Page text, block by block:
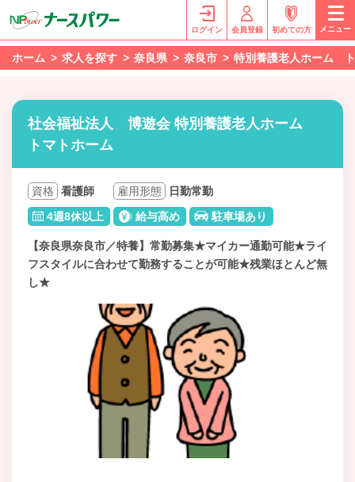
ログイン 会員登録 初めての方 メニュー
ホーム 求人を探す 奈良県 奈良市 特別養護老人ホーム
社会福祉法人 博遊会 特別養護老人ホーム
トマトホーム
資格 看護師 雇用形態
日勤常勤
4週8休以上
給与高め 駐車場あり
【奈良県奈良市／特養】常勤募集★マイカー通勤可能★ライ
フスタイルに合わせて勤務することが可能★残業ほとんど無
し★